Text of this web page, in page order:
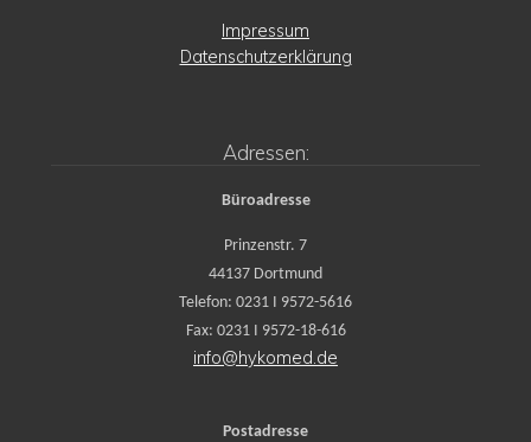
Impressum
Datenschutzerklärung
Adressen:
Büroadresse
Prinzenstr. 7
44137 Dortmund
Telefon: 0231 I 9572-5616
Fax: 0231 I 9572-18-616
info@hykomed.de
Postadresse